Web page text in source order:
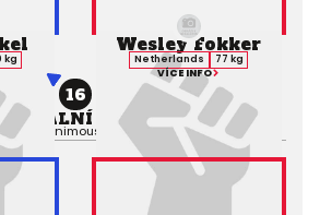
kg
16
ZÁPAS MMA
(Unanimous), 3. kolo 5:00,Rozhodčí:
Wesley Fokker
Netherlands
77 kg
VÍCE INFO